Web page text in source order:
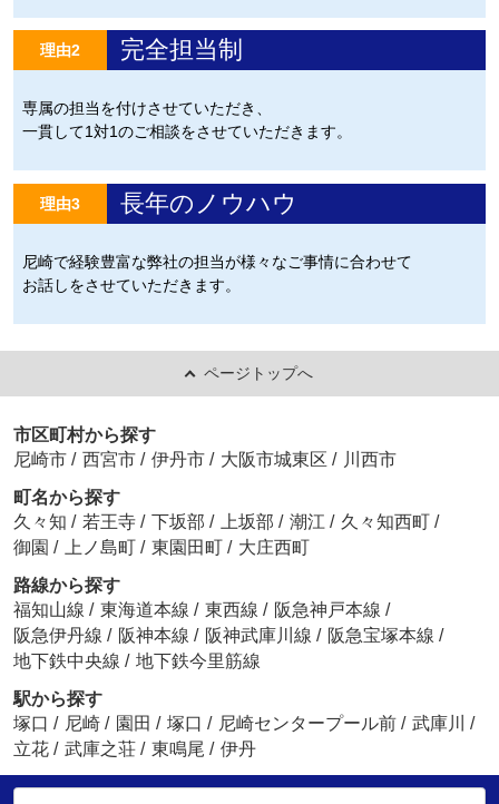
理由2 完全担当制
専属の担当を付けさせていただき、
一貫して1対1のご相談をさせていただきます。
理由3 長年のノウハウ
尼崎で経験豊富な弊社の担当が様々なご事情に合わせて
お話しをさせていただきます。
ページトップへ
市区町村から探す
尼崎市 / 西宮市 / 伊丹市 / 大阪市城東区 / 川西市
町名から探す
久々知 / 若王寺 / 下坂部 / 上坂部 / 潮江 / 久々知西町 /
御園 / 上ノ島町 / 東園田町 / 大庄西町
路線から探す
福知山線 / 東海道本線 / 東西線 / 阪急神戸本線 /
阪急伊丹線 / 阪神本線 / 阪神武庫川線 / 阪急宝塚本線 /
地下鉄中央線 / 地下鉄今里筋線
駅から探す
塚口 / 尼崎 / 園田 / 塚口 / 尼崎センタープール前 / 武庫川
/
立花 / 武庫之荘 / 東鳴尾 / 伊丹